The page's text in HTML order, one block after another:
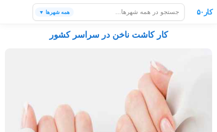
کار۵۰ همه شهرها ▼
کار کاشت ناخن در سراسر کشور